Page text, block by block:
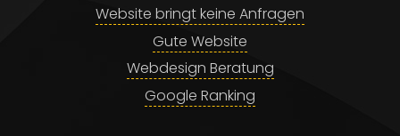
Website bringt keine Anfragen
Gute Website
Webdesign Beratung
Google Ranking